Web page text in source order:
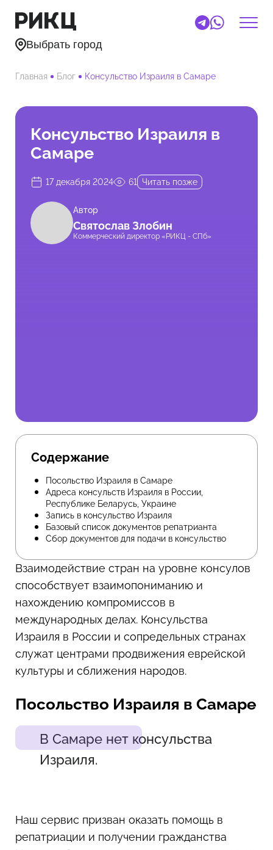
Выбрать город
Главная Блог Консульство Израиля в Самаре
Консульство Израиля в
Самаре
17 декабря 2024 61 Читать позже
Автор
Святослав Злобин
Коммерческий директор «РИКЦ - СПб»
Взаимодействие стран на уровне консулов
способствует взаимопониманию и
нахождению компромиссов в
международных делах. Консульства
Израиля в России и сопредельных странах
служат центрами продвижения еврейской
культуры и сближения народов.
Посольство Израиля в Самаре
В Самаре нет консульства
Израиля.
Наш сервис призван оказать помощь в
репатриации и получении гражданства
Содержание
Посольство Израиля в Самаре
Адреса консульств Израиля в России,
Республике Беларусь, Украине
Запись в консульство Израиля
Базовый список документов репатрианта
Сбор документов для подачи в консульство